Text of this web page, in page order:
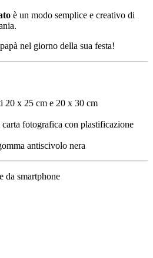
è un modo semplice e creativo di
nel giorno della sua festa!
20 x 25 cm e 20 x 30 cm
carta fotografica con plastificazione
antiscivolo nera
da smartphone